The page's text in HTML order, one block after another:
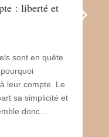
: liberté et
sont en quête
leur compte. Le
sa simplicité et
donc…